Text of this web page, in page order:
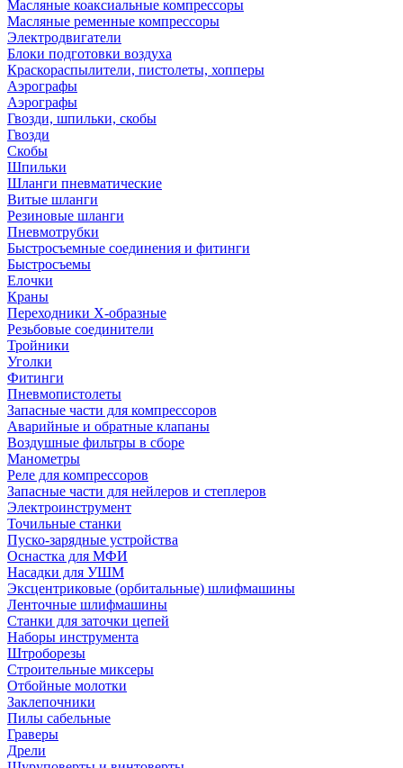
Масляные коаксиальные компрессоры
Масляные ременные компрессоры
Электродвигатели
Блоки подготовки воздуха
Краскораспылители, пистолеты, хопперы
Аэрографы
Аэрографы
Гвозди, шпильки, скобы
Гвозди
Скобы
Шпильки
Шланги пневматические
Витые шланги
Резиновые шланги
Пневмотрубки
Быстросъемные соединения и фитинги
Быстросъемы
Елочки
Краны
Переходники Х-образные
Резьбовые соединители
Тройники
Уголки
Фитинги
Пневмопистолеты
Запасные части для компрессоров
Аварийные и обратные клапаны
Воздушные фильтры в сборе
Манометры
Реле для компрессоров
Запасные части для нейлеров и степлеров
Электроинструмент
Точильные станки
Пуско-зарядные устройства
Оснастка для МФИ
Насадки для УШМ
Эксцентриковые (орбитальные) шлифмашины
Ленточные шлифмашины
Станки для заточки цепей
Наборы инструмента
Штроборезы
Строительные миксеры
Отбойные молотки
Заклепочники
Пилы сабельные
Граверы
Дрели